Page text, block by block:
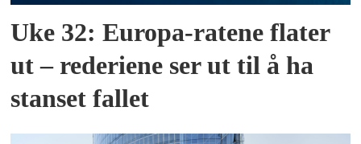
Uke 32: Europa-ratene flater
ut – rederiene ser ut til å ha
stanset fallet